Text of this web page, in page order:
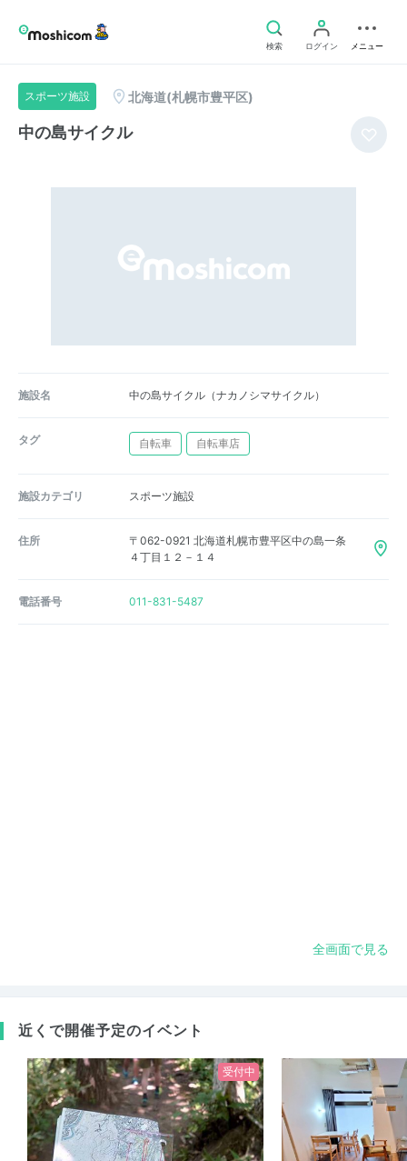
検索 ログイン メニュー
スポーツ施設 北海道(札幌市豊平区)
中の島サイクル
施設名 中の島サイクル（ナカノシマサイクル）
タグ 自転車 自転車店
施設カテゴリ スポーツ施設
住所
〒062-0921 北海道札幌市豊平区中の島一条
４丁目１２－１４
電話番号 011-831-5487
全画面で見る
近くで開催予定のイベント
受付中